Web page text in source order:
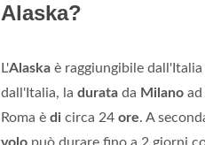
Alaska?
L'Alaska è raggiungibile
dall'Italia, la durata da Milano ad
Roma è di circa 24 ore. A